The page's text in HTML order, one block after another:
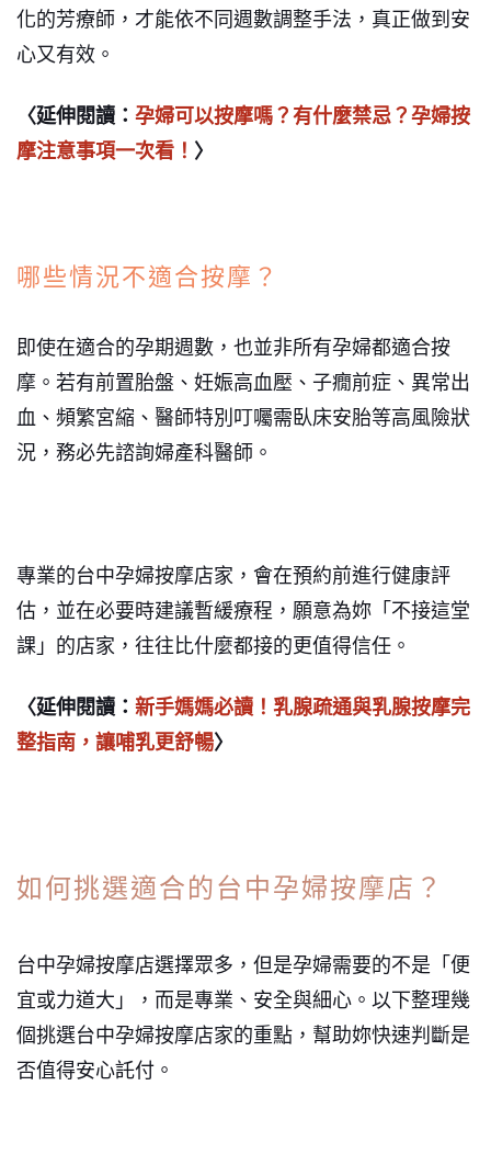
化的芳療師，才能依不同週數調整手法，真正做到安
心又有效。
〈延伸閱讀： 孕婦可以按摩嗎？有什麼禁忌？孕婦按
摩注意事項一次看！ 〉
哪些情況不適合按摩？
即使在適合的孕期週數，也並非所有孕婦都適合按
摩。若有前置胎盤、妊娠高血壓、子癇前症、異常出
血、頻繁宮縮、醫師特別叮囑需臥床安胎等高風險狀
況，務必先諮詢婦產科醫師。
專業的台中孕婦按摩店家，會在預約前進行健康評
估，並在必要時建議暫緩療程，願意為妳「不接這堂
課」的店家，往往比什麼都接的更值得信任。
〈延伸閱讀： 新手媽媽必讀！乳腺疏通與乳腺按摩完
整指南，讓哺乳更舒暢〉
如何挑選適合的台中孕婦按摩店？
台中孕婦按摩店選擇眾多，但是孕婦需要的不是「便
宜或力道大」，而是專業、安全與細心。以下整理幾
個挑選台中孕婦按摩店家的重點，幫助妳快速判斷是
否值得安心託付。